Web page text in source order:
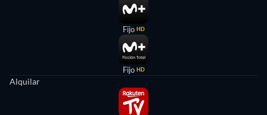
Fijo HD
Fijo HD
Alquilar